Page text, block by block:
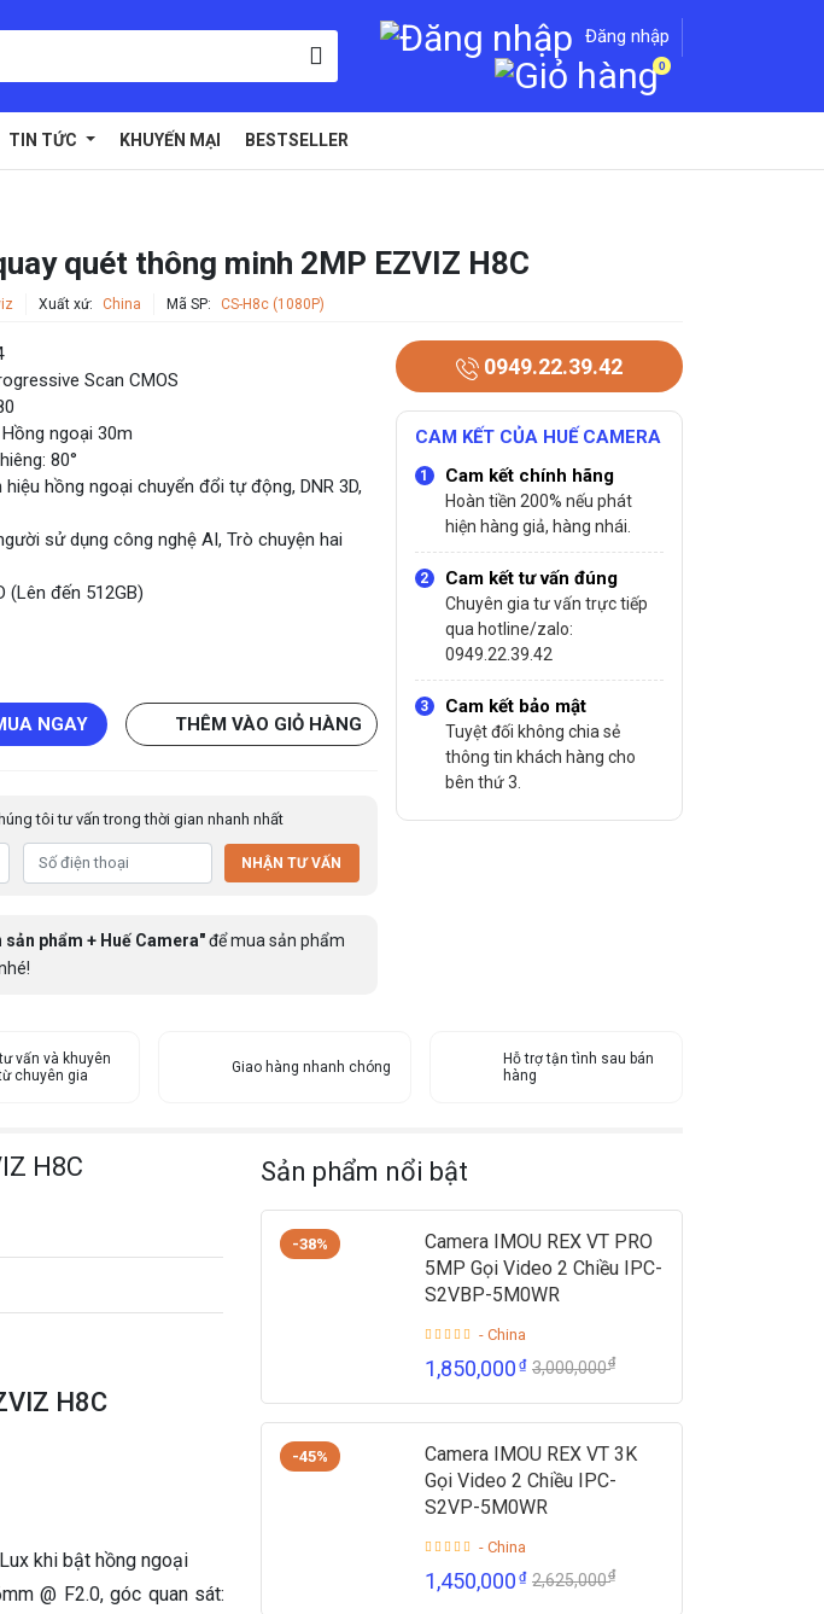
Đăng nhập
0
TIN TỨC KHUYẾN MẠI BESTSELLER
quét thông minh 2MP EZVIZ H8C
Xuất xứ: China Mã SP: CS-H8c (1080P)
Scan CMOS
ngoại 30m
80°
hồng ngoại chuyển đổi tự động, DNR 3D,
sử dụng công nghệ AI, Trò chuyện hai
(Lên đến 512GB)
NGAY THÊM VÀO GIỎ HÀNG
tôi tư vấn trong thời gian nhanh nhất
NHẬN TƯ VẤN
sản phẩm + Huế Camera"để mua sản phẩm
0949.22.39.42
CAM KẾT CỦA HUẾ CAMERA
Cam kết chính hãng
Hoàn tiền 200% nếu phát
hiện hàng giả, hàng nhái.
Cam kết tư vấn đúng
Chuyên gia tư vấn trực tiếp
qua hotline/zalo:
0949.22.39.42
Cam kết bảo mật
Tuyệt đối không chia sẻ
thông tin khách hàng cho
bên thứ 3.
vấn và khuyên
chuyên gia
Giao hàng nhanh chóng
Hỗ trợ tận tình sau bán
hàng
H8C
H8C
khi bật hồng ngoại
@ F2.0, góc quan sát:
Sản phẩm nổi bật
-38%
Camera IMOU REX VT PRO
5MP Gọi Video 2 Chiều IPC-
S2VBP-5M0WR
- China
1,850,000₫ 3,000,000₫
-45%
Camera IMOU REX VT 3K
Gọi Video 2 Chiều IPC-
S2VP-5M0WR
- China
1,450,000₫ 2,625,000₫